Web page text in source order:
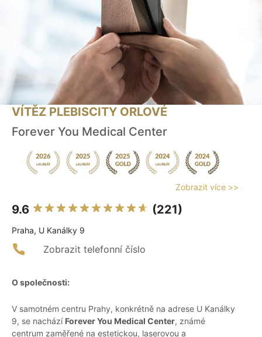
VÍTĚZ PLEBISCITY ORLOVÉ
Forever You Medical Center
Zobrazit více >>
9.6 (221)
Praha, U Kanálky 9
Zobrazit telefonní číslo
O společnosti:
V samotném centru Prahy, konkrétně na adrese U Kanálky
9, se nachází Forever You Medical Center, známé
centrum zaměřené na estetickou, laserovou a